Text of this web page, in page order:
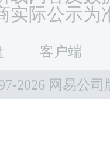
实际公示为
客户端
2026 网易公